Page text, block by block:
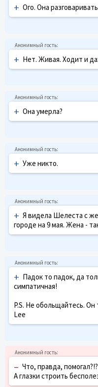
+ Ого. Она
+ Нет. Живая. Ходит и
+ Она умерла?
+ Уже никто.
+ Я видела Шелеста с
городе на 9 мая. Жена -
+ Падок то падок, да
симпатичная!
P.S. Не обольщайтесь.
Lee
– Что, правда,
А глазки строить